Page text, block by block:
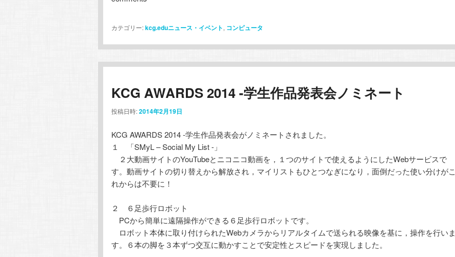
カテゴリー:kcg.eduニュース・イベント, コンピュータ
KCG AWARDS 2014 -学生作品発表会ノミネート
投稿日時:2014年2月19日
KCG AWARDS 2014 -学生作品発表会がノミネートされました。
１ 「SMyL – Social My List -」
２大動画サイトのYouTubeとニコニコ動画を，１つのサイトで使えるようにしたWebサービスで
す。動画サイトの切り替えから解放され，マイリストもひとつなぎになり，面倒だった使い分けがこ
れからは不要に！
２ ６足歩行ロボット
PCから簡単に遠隔操作ができる６足歩行ロボットです。
ロボット本体に取り付けられたWebカメラからリアルタイムで送られる映像を基に，操作を行いま
す。６本の脚を３本ずつ交互に動かすことで安定性とスピードを実現しました。